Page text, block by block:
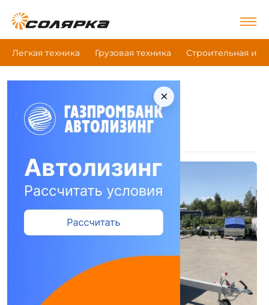
Легкая техника Грузовая техника Строительная и
×
Главная
Техника Трейлер
Прицепы (36)